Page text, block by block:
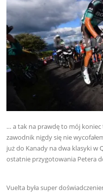
… a tak na prawdę to mój koniec
zawodnik nigdy się nie
już do Kanady na dwa klasyki w
ostatnie przygotowania Petera
Vuelta była super